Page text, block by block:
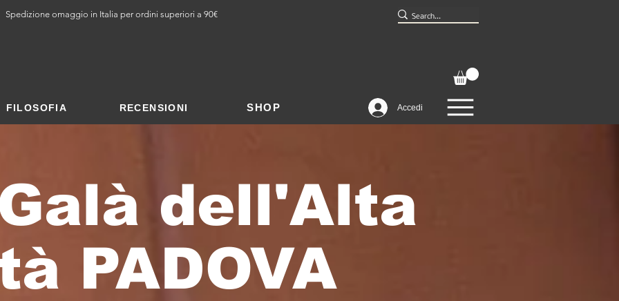
Spedizione omaggio in Italia per ordini superiori a 90€
FILOSOFIA RECENSIONI SHOP Accedi
dell'Alta
PADOVA